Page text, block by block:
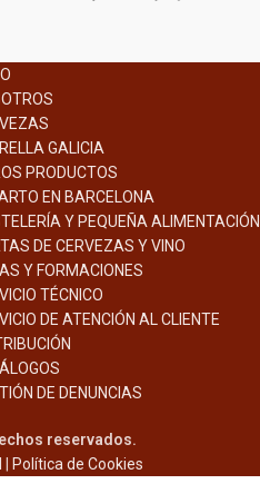
GALICIA
PRODUCTOS
EN BARCELONA
Y PEQUEÑA ALIMENTACIÓN
DE CERVEZAS Y VINO
Y FORMACIONES
TÉCNICO
DE ATENCIÓN AL CLIENTE
DE DENUNCIAS
reservados.
| Política de Cookies